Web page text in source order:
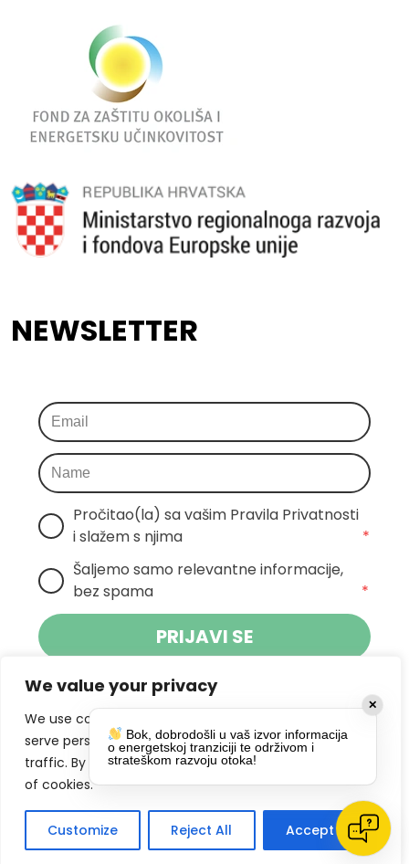
We value your privacy
We use cookies to enhance your browsing experience,
serve personalized ads or content, and analyze our
traffic. By clicking "Accept All", you consent to our use
of cookies.
Customize Reject All Accept All
NEWSLETTER
Pročitao(la) sa vašim Pravila Privatnosti
i slažem s njima
*
Šaljemo samo relevantne informacije,
bez spama
*
PRIJAVI SE
Klikom na gumb dajete suglasnost za
primanje novosti Pokreta Otoka te se
slažete spolitikom privatnosti.
DRUŠTVENE MREŽE
✕
Bok, dobrodošli u vaš izvor informacija
o energetskoj tranziciji te održivom i
strateškom razvoju otoka!